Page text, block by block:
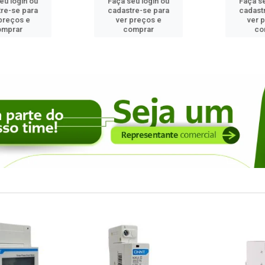
se para
e
cadastre-se para
ver preços e
comprar
ver